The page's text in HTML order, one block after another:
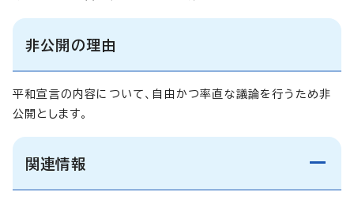
非公開の理由
平和宣言の内容について、自由かつ率直な議論を行うため非
公開とします。
関連情報